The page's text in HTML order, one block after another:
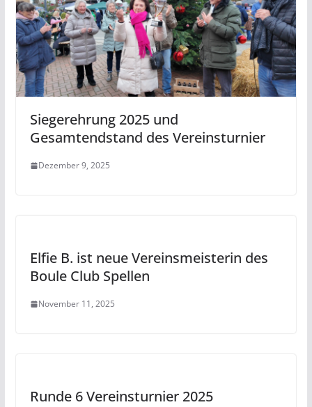
Siegerehrung 2025 und
Gesamtendstand des Vereinsturnier
Dezember 9, 2025
Elfie B. ist neue Vereinsmeisterin des
Boule Club Spellen
November 11, 2025
Runde 6 Vereinsturnier 2025